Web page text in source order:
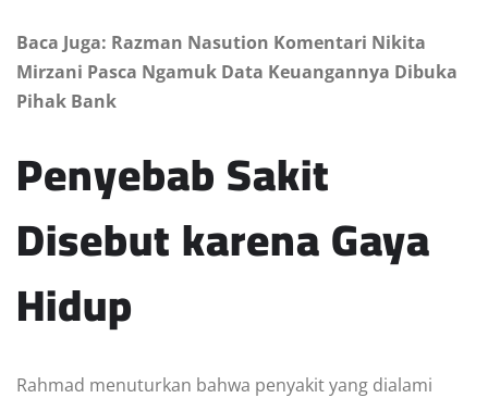
Baca Juga: Razman Nasution Komentari Nikita
Mirzani Pasca Ngamuk Data Keuangannya Dibuka
Pihak Bank
Penyebab Sakit
Disebut karena Gaya
Hidup
Rahmad menuturkan bahwa penyakit yang dialami